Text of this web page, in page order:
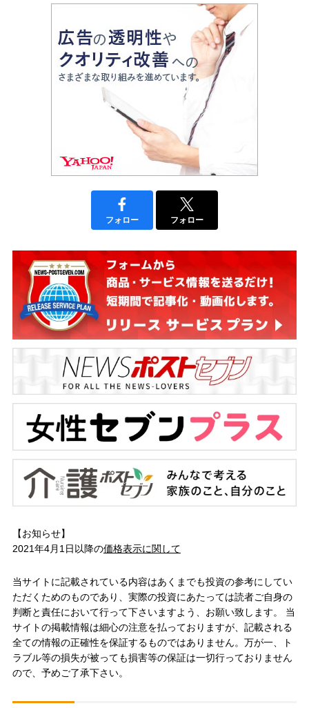
フォロー フォロー
【お知らせ】
2021年4月1日以降の価格表示に関して
当サイトに記載されている内容はあくまでも投資の参考にしてい
ただくためのものであり、実際の投資にあたっては読者ご自身の
判断と責任において行って下さいますよう、お願い致します。 当
サイトの掲載情報は細心の注意を払っておりますが、記載される
全ての情報の正確性を保証するものではありません。万が一、ト
ラブル等の損失が被っても損害等の保証は一切行っておりません
ので、予めご了承下さい。